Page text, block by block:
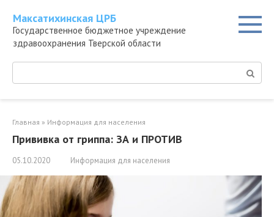
контенту
Максатихинская ЦРБ
Государственное бюджетное учреждение
здравоохранения Тверской области
Поиск:
Главная » Информация для населения
Прививка от гриппа: ЗА и ПРОТИВ
05.10.2020 Информация для населения